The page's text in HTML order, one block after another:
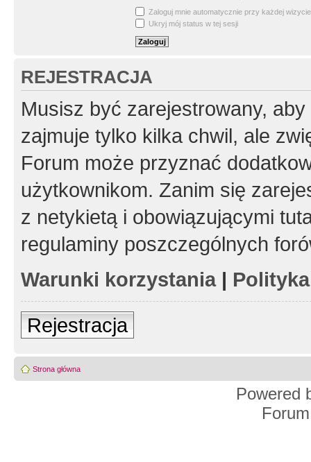
Zaloguj mnie automatycznie przy każdej wizycie
Ukryj mój status w tej sesji
REJESTRACJA
Musisz być zarejestrowany,
zajmuje tylko kilka chwil, ale
Forum może przyznać
użytkownikom. Zanim się
z netykietą i obowiązującymi
regulaminy poszczególnych
Warunki korzystania|
Rejestracja
Strona główna
Powered